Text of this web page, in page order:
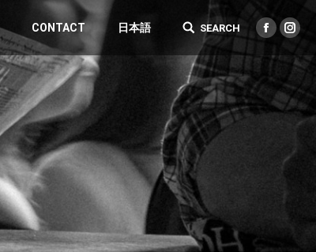
CONTACT 日本語 Search:SEARCH
Facebook